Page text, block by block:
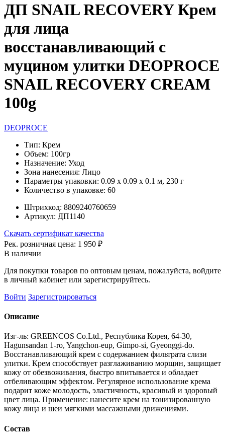
ДП SNAIL RECOVERY Крем
для лица
восстанавливающий с
муцином улитки DEOPROCE
SNAIL RECOVERY CREAM
100g
DEOPROCE
Тип: Крем
Объем: 100гр
Назначение: Уход
Зона нанесения: Лицо
Параметры упаковки: 0.09 x 0.09 x 0.1 м, 230 г
Количество в упаковке: 60
Штрихкод: 8809240760659
Артикул: ДП1140
Скачать сертификат качества
Рек. розничная цена: 1 950 ₽
В наличии
Для покупки товаров по оптовым ценам, пожалуйста, войдите
в личный кабинет или зарегистрируйтесь.
Войти Зарегистрироваться
Описание
Изг-ль: GREENCOS Co.Ltd., Республика Корея, 64-30,
Hagunsandan 1-ro, Yangchon-eup, Gimpo-si, Gyeonggi-do.
Восстанавливающий крем с содержанием фильтрата слизи
улитки. Крем способствует разглаживанию морщин, защищает
кожу от обезвоживания, быстро впитывается и обладает
отбеливающим эффектом. Регулярное использование крема
подарит коже молодость, эластичность, красивый и здоровый
цвет лица. Применение: нанесите крем на тонизированную
кожу лица и шеи мягкими массажными движениями.
Состав